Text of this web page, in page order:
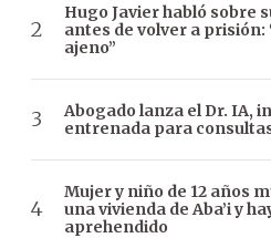
Hugo Javier habló sobre
antes de volver a
ajeno”
Abogado lanza el Dr. IA,
entrenada para
Mujer y niño de 12 años
una vivienda de Aba’i y
aprehendido